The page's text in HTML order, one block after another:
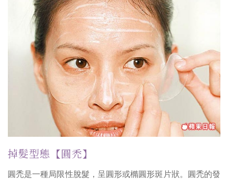
掉髮型態【圓禿】
圓禿是一種局限性脫髮，呈圓形或橢圓形斑片狀。圓禿的發